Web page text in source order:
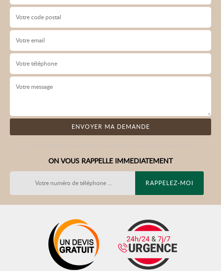
ON VOUS RAPPELLE IMMEDIATEMENT